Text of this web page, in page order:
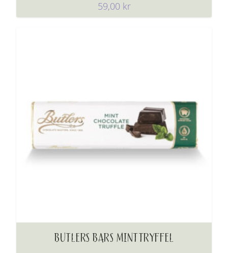
59,00 kr
BUTLERS BARS MINTTRYFFEL